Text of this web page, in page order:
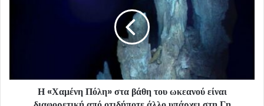
Η «Χαμένη Πόλη» στα βάθη του ωκεανού είναι